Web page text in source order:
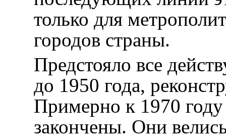
только для
городов страны.
Предстояло все
до 1950 года,
Примерно к 1970
закончены. Они